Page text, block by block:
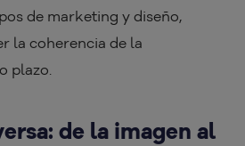
de marketing y diseño,
la coherencia de la
plazo.
de la imagen al